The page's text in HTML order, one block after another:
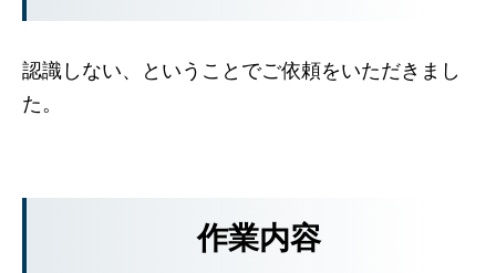
認識しない、ということでご依頼をいただきまし
た。
作業内容